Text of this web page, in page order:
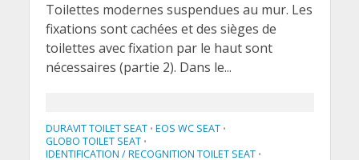
Toilettes modernes suspendues au mur. Les
fixations sont cachées et des sièges de
toilettes avec fixation par le haut sont
nécessaires (partie 2). Dans le...
DURAVIT TOILET SEAT • EOS WC SEAT •
GLOBO TOILET SEAT •
IDENTIFICATION / RECOGNITION TOILET SEAT •